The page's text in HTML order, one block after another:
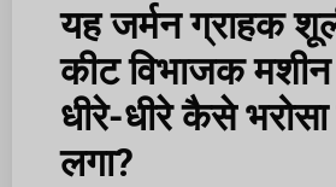
यह जर्मन ग्राहक
कीट विभाजक मशीन
धीरे-धीरे कैसे
लगा?